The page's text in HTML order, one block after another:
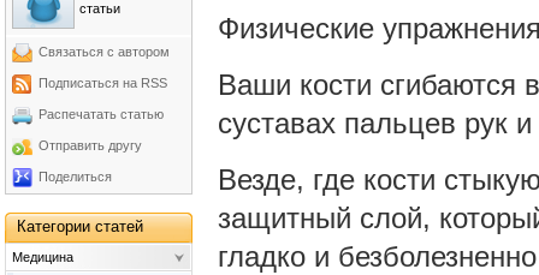
Физические
Ваши кости сгибаются
суставах пальцев рук и
Везде, где кости
защитный слой,
гладко и
статьи
Связаться с автором
Подписаться на RSS
Распечатать статью
Отправить другу
Поделиться
Категории статей
Медицина